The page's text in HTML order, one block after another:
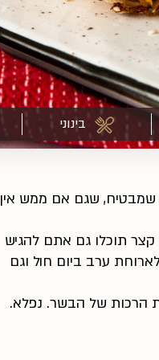
בינוני
שמבטיח, שגם אם ממש אין
קצר תוכלו גם אתם להגיש
ערב ביום חול וגם
הרכות של הבשר. נפלא.